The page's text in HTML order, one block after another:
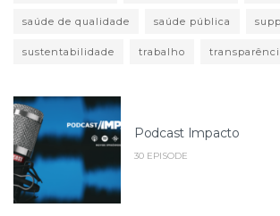
saúde de qualidade saúde pública
sustentabilidade trabalho
Podcast Impacto
30 EPISODE